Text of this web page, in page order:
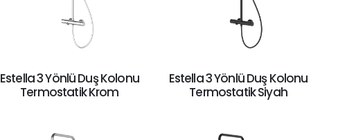
Estella 3 Yönlü Duş Kolonu
Termostatik Krom
Estella 3 Yönlü Duş Kolonu
Termostatik Siyah